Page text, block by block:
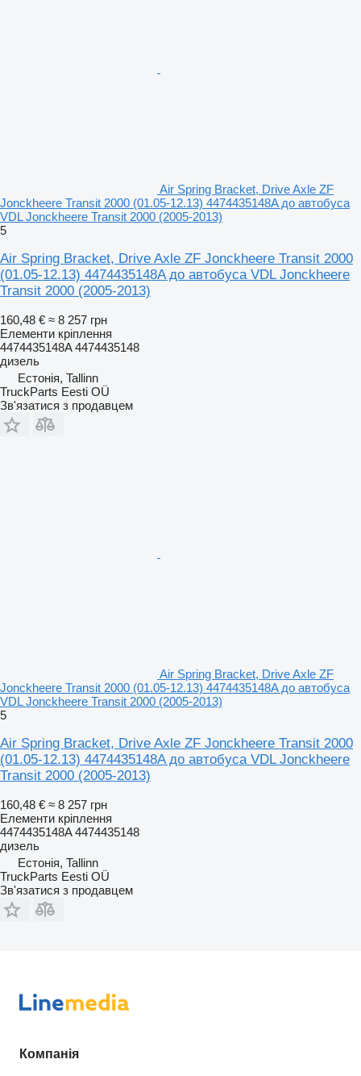
Air Spring Bracket, Drive Axle ZF
Jonckheere Transit 2000 (01.05-12.13) 4474435148A до автобуса
VDL Jonckheere Transit 2000 (2005-2013)
5
Air Spring Bracket, Drive Axle ZF Jonckheere Transit 2000
(01.05-12.13) 4474435148A до автобуса VDL Jonckheere
Transit 2000 (2005-2013)
160,48 € ≈ 8 257 грн
Елементи кріплення
4474435148A 4474435148
дизель
Естонія, Tallinn
TruckParts Eesti OÜ
Зв'язатися з продавцем
Air Spring Bracket, Drive Axle ZF
Jonckheere Transit 2000 (01.05-12.13) 4474435148A до автобуса
VDL Jonckheere Transit 2000 (2005-2013)
5
Air Spring Bracket, Drive Axle ZF Jonckheere Transit 2000
(01.05-12.13) 4474435148A до автобуса VDL Jonckheere
Transit 2000 (2005-2013)
160,48 € ≈ 8 257 грн
Елементи кріплення
4474435148A 4474435148
дизель
Естонія, Tallinn
TruckParts Eesti OÜ
Зв'язатися з продавцем
Компанія